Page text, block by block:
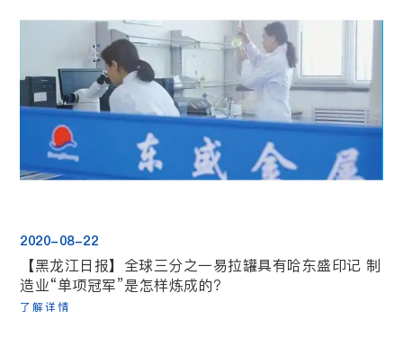
2020-08-22
【黑龙江日报】全球三分之一易拉罐具有哈东盛印记 制
造业“单项冠军”是怎样炼成的？
了解详情